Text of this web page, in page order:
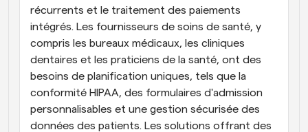
récurrents et le traitement des paiements
intégrés. Les fournisseurs de soins de santé, y
compris les bureaux médicaux, les cliniques
dentaires et les praticiens de la santé, ont des
besoins de planification uniques, tels que la
conformité HIPAA, des formulaires d'admission
personnalisables et une gestion sécurisée des
données des patients. Les solutions offrant des